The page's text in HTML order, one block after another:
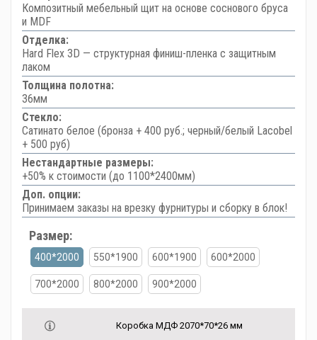
Композитный мебельный щит на основе соснового бруса
и MDF
Отделка:
Hard Flex 3D — структурная финиш-пленка с защитным
лаком
Толщина полотна:
36мм
Стекло:
Сатинато белое (бронза + 400 руб.; черный/белый Lacobel
+ 500 руб)
Нестандартные размеры:
+50% к стоимости (до 1100*2400мм)
Доп. опции:
Принимаем заказы на врезку фурнитуры и сборку в блок!
Размер:
400*2000 550*1900 600*1900 600*2000
700*2000 800*2000 900*2000
Коробка МДФ 2070*70*26 мм